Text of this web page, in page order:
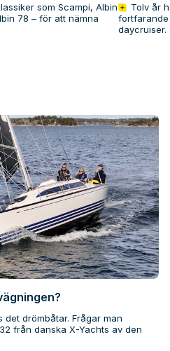
som Scampi, Albin
78 – för att nämna
Tolv år
drömbåtar. Frågar man
från danska X-Yachts av den